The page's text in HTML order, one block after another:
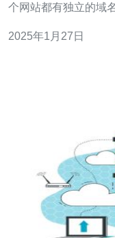
个网站都有独立的域
于提升SEO效果。 香港是亚洲的商业中心和信息技术枢
2025年1月27日